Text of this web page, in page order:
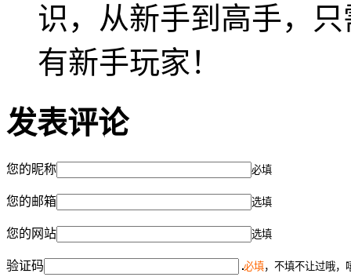
识，从新手到高手，
有新手玩家！
发表评论
您的昵称 必填
您的邮箱 选填
您的网站 选填
验证码 必填，不填不让过哦，